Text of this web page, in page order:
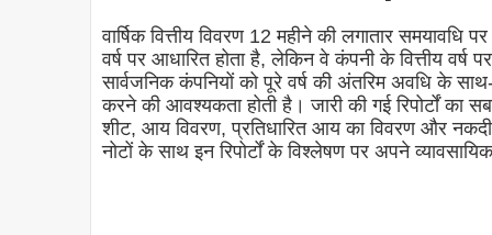
वार्षिक वित्तीय विवरण 12 महीने की लगातार
वर्ष पर आधारित होता है, लेकिन वे कंपनी के वित्तीय वर्ष
सार्वजनिक कंपनियों को पूरे वर्ष की अंतरिम अवधि के साथ-
करने की आवश्यकता होती है। जारी की गई रिपोर्टों का
शीट, आय विवरण, प्रतिधारित आय का विवरण और
नोटों के साथ इन रिपोर्टों के विश्लेषण पर अपने